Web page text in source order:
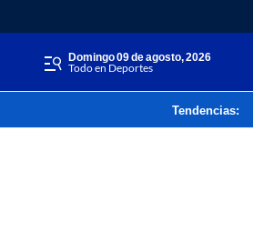
domingo 09 de agosto, 2026
Todo en Deportes
Tendencias: